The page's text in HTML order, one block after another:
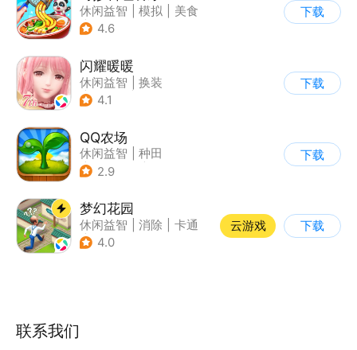
休闲益智 模拟
美食
| 宝宝巴士
4.6
下载
闪耀暖暖
休闲益智
换装
| 美少女
4.1
下载
QQ农场
休闲益智
种田
| 田园生活
2.9
下载
梦幻花园
休闲益智 消除
卡通
| 创梦天地
4.0
云游戏 下载
联系我们